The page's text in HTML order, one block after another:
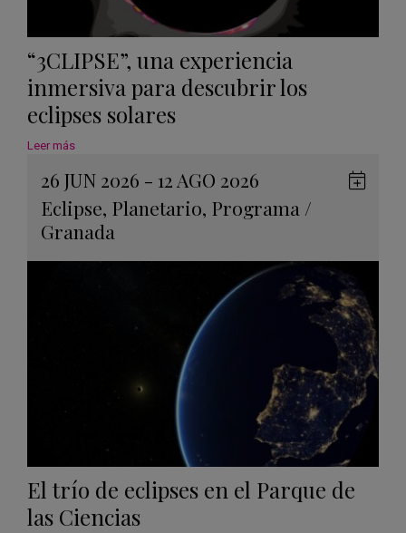
“3CLIPSE”, una experiencia
inmersiva para descubrir los
eclipses solares
Leer más
26 JUN 2026 - 12 AGO 2026
Eclipse, Planetario, Programa /
Granada
El trío de eclipses en el Parque de
las Ciencias